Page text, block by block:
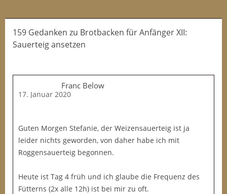
159 Gedanken zu Brotbacken für Anfänger XII:
Sauerteig ansetzen
Franc Below
17. Januar 2020
Guten Morgen Stefanie, der Weizensauerteig ist ja
leider nichts geworden, von daher habe ich mit
Roggensauerteig begonnen.
Heute ist Tag 4 früh und ich glaube die Frequenz des
Fütterns (2x alle 12h) ist bei mir zu oft.